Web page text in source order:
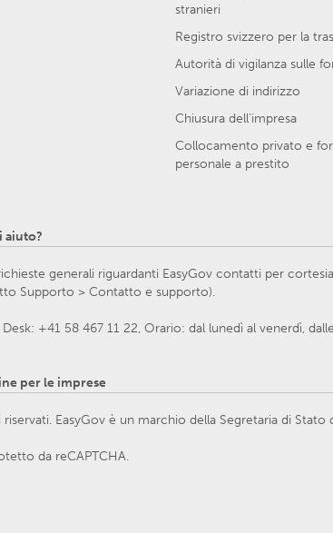
stranieri
Registro svizzero per la
Autorità di vigilanza sulle
Variazione di indirizzo
Chiusura dell’impresa
Collocamento privato e
personale a prestito
aiuto?
generali riguardanti EasyGov contatti per
Supporto > Contatto e supporto).
Desk: +41 58 467 11 22, Orario: dal lunedì al venerdì,
per le imprese
EasyGov è un marchio della Segretaria di Stato
da reCAPTCHA.